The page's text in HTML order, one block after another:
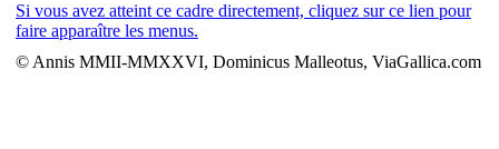
Si vous avez atteint ce cadre directement, cliquez sur ce lien pour
faire apparaître les menus.
© Annis MMII-MMXXVI, Dominicus Malleotus, ViaGallica.com